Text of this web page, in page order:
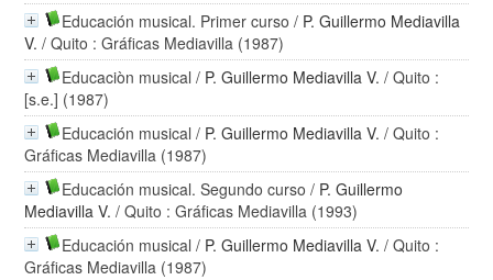
Educación musical. Primer curso / P. Guillermo Mediavilla
V. / Quito : Gráficas Mediavilla (1987)
Educaciòn musical / P. Guillermo Mediavilla V. / Quito :
[s.e.] (1987)
Educación musical / P. Guillermo Mediavilla V. / Quito :
Gráficas Mediavilla (1987)
Educación musical. Segundo curso / P. Guillermo
Mediavilla V. / Quito : Gráficas Mediavilla (1993)
Educación musical / P. Guillermo Mediavilla V. / Quito :
Gráficas Mediavilla (1987)